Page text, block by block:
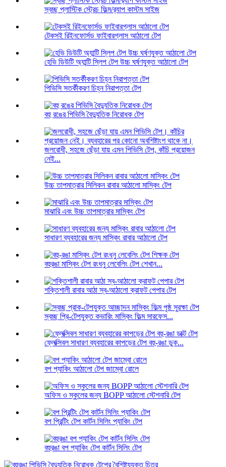
স্বচ্ছ প্লাস্টিক স্ট্রেচ ফিল্ম/র‍্যাপ কাস্টম সাইজ
টেকসই রিইনফোর্সড ফাইবারগ্লাস আঠালো টেপ
হেভি ডিউটি ​​অ্যান্টি স্লিপ টেপ উচ্চ ঘর্ষণযুক্ত আঠালো টেপ
পিভিসি সতর্কীকরণ চিহ্ন নিরাপত্তা টেপ
বহু রঙের পিভিসি বৈদ্যুতিক নিরোধক টেপ
জলরোধী, সহজে ছেঁড়া যায় এমন পিভিসি টেপ, কাঁচি প্রয়োজন
নেই...
উচ্চ তাপমাত্রার সিলিকন রাবার আঠালো মাস্কিং টেপ
মাঝারি এবং উচ্চ তাপমাত্রার মাস্কিং টেপ
সাধারণ ব্যবহারের জন্য মাস্কিং রাবার আঠালো টেপ
বহুরঙা মাস্কিং টেপ রংধনু লেবেলিং টেপ শেখান...
শক্তিশালী রাবার আঠা স্ব-আঠালো ক্রাফট পেপার টেপ
স্বচ্ছ প্রি-টেপযুক্ত কভারিং মাস্কিং ফিল্ম সারফেস...
ফ্লেক্সিবল সাধারণ ব্যবহারের কাপড়ের টেপ বহু-রঙা ডুক...
বপ প্যাকিং আঠালো টেপ জাম্বো রোলে
অফিস ও স্কুলের জন্য BOPP আঠালো স্টেশনারি টেপ
বপ প্রিন্টিং টেপ কার্টন সিলিং প্যাকিং টেপ
বহুরঙা বপ প্যাকিং টেপ কার্টন সিলিং টেপ